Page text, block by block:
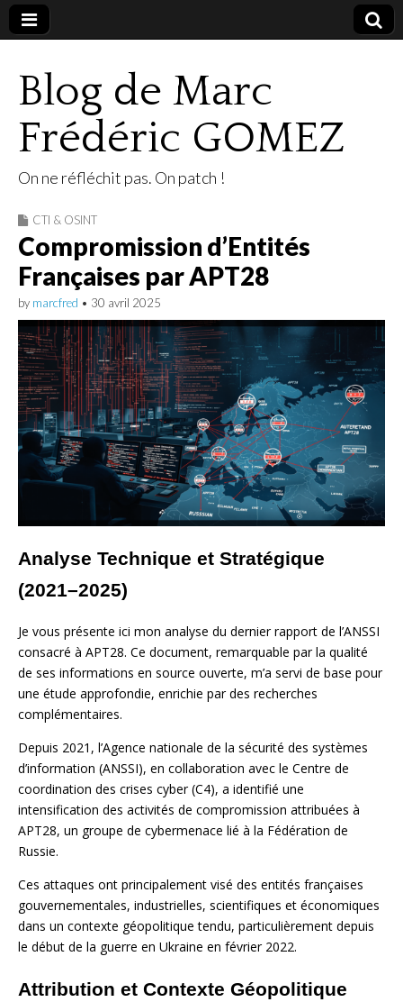
Blog de Marc
Frédéric GOMEZ
On ne réfléchit pas. On patch !
CTI & OSINT
Compromission d’Entités
Françaises par APT28
by marcfred • 30 avril 2025
Analyse Technique et Stratégique
(2021–2025)
Je vous présente ici mon analyse du dernier rapport de l’ANSSI
consacré à APT28. Ce document, remarquable par la qualité
de ses informations en source ouverte, m’a servi de base pour
une étude approfondie, enrichie par des recherches
complémentaires.
Depuis 2021, l’Agence nationale de la sécurité des systèmes
d’information (ANSSI), en collaboration avec le Centre de
coordination des crises cyber (C4), a identifié une
intensification des activités de compromission attribuées à
APT28, un groupe de cybermenace lié à la Fédération de
Russie.
Ces attaques ont principalement visé des entités françaises
gouvernementales, industrielles, scientifiques et économiques
dans un contexte géopolitique tendu, particulièrement depuis
le début de la guerre en Ukraine en février 2022.
Attribution et Contexte Géopolitique